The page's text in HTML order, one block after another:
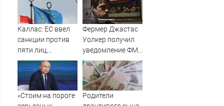
быстрее, чем до
России
Каллас: ЕС ввел
санкции против
пяти лиц,
связанных с ОПК
России
Фермер Джастас
Уолкер получил
уведомление ФМС
о депортации из
России
«Стоим на пороге
Родители